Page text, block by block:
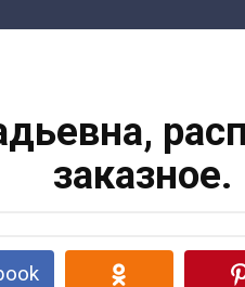
заказное.